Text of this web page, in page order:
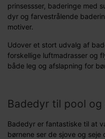
prinsessser, baderinge med
dyr og farvestrålende
motiver.
Udover et stort udvalg af
forskellige luftmadrasser og
både leg og afslapning for
Badedyr til pool og
Badedyr er fantastiske til at
børnene ser de sjove og